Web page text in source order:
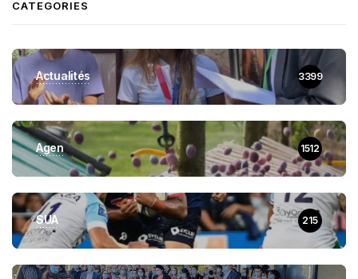
CATEGORIES
Actualités 3399
Agen 1512
SUA 215